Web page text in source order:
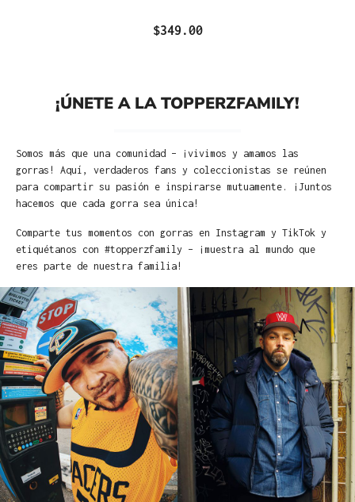
$349.00
¡ÚNETE A LA TOPPERZFAMILY!
Somos más que una comunidad – ¡vivimos y amamos las
gorras! Aquí, verdaderos fans y coleccionistas se reúnen
para compartir su pasión e inspirarse mutuamente. ¡Juntos
hacemos que cada gorra sea única!
Comparte tus momentos con gorras en Instagram y TikTok y
etiquétanos con #topperzfamily – ¡muestra al mundo que
eres parte de nuestra familia!